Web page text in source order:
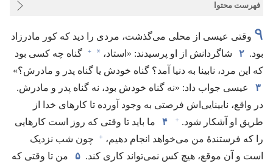
فهرست محتوا
۹ وقتی عیسی از محلی می‌گذشت،‏ مردی را دید که کور مادرزاد
بود.‏ ۲ شاگردانش از او پرسیدند:‏ «استاد،‏ *
+
گناه چه کسی بود
که این مرد،‏ نابینا به دنیا آمد؟‏ گناه خودش یا گناه پدر و مادرش؟‏»
۳
عیسی جواب داد:‏ «نه گناه خودش بود،‏ نه گناه پدر و مادرش.‏
در واقع،‏ نابینایی‌اش فرصتی به وجود آورده تا کارهای خدا از
طریق او آشکار شود.‏ + ۴
ما باید تا وقتی که روز است کارهایی
را که فرستندهٔ من می‌خواهد انجام دهیم،‏ +
چون شب نزدیک
است و آن موقع،‏ هیچ کس نمی‌تواند کاری کند.‏ ۵
من تا وقتی که